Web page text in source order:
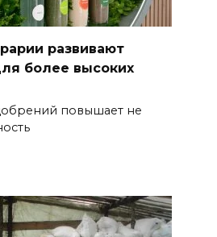
развивают
более высоких
повышает не